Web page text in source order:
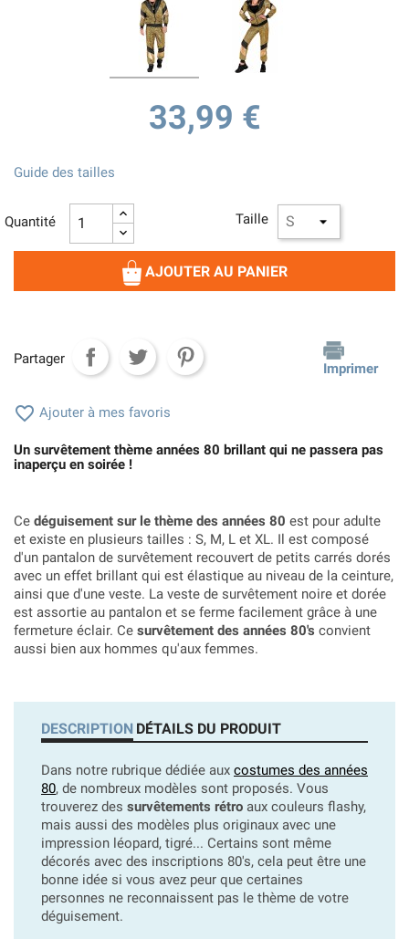
33,99 €
Taille
Guide des tailles
Quantité
AJOUTER AU PANIER
Partager
Imprimer
 Ajouter à mes favoris
Un survêtement thème années 80 brillant qui ne passera pas
inaperçu en soirée !
Ce déguisement sur le thème des années 80 est pour adulte
et existe en plusieurs tailles : S, M, L et XL. Il est composé
d'un pantalon de survêtement recouvert de petits carrés dorés
avec un effet brillant qui est élastique au niveau de la ceinture,
ainsi que d'une veste. La veste de survêtement noire et dorée
est assortie au pantalon et se ferme facilement grâce à une
fermeture éclair. Ce survêtement des années 80's convient
aussi bien aux hommes qu'aux femmes.
DESCRIPTION DÉTAILS DU PRODUIT
Dans notre rubrique dédiée aux costumes des années
80, de nombreux modèles sont proposés. Vous
trouverez des survêtements rétro aux couleurs flashy,
mais aussi des modèles plus originaux avec une
impression léopard, tigré... Certains sont même
décorés avec des inscriptions 80's, cela peut être une
bonne idée si vous avez peur que certaines
personnes ne reconnaissent pas le thème de votre
déguisement.